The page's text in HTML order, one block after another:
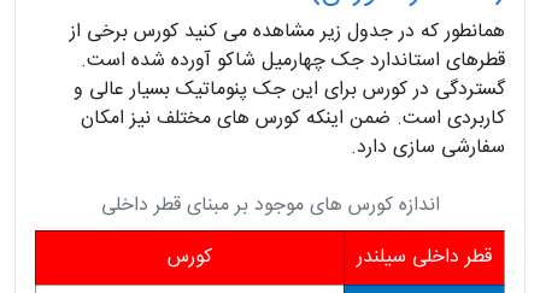
همانطور که در جدول زیر مشاهده می کنید کورس برخی از
قطرهای استاندارد جک چهارمیل شاکو آورده شده است.
گستردگی در کورس برای این جک پنوماتیک بسیار عالی و
کاربردی است. ضمن اینکه کورس های مختلف نیز امکان
سفارشی سازی دارد.
اندازه کورس های موجود بر مبنای قطر داخلی
قطر داخلی سیلندر
کورس